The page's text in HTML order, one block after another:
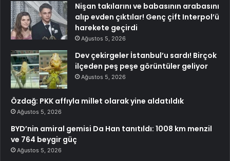
Nişan takılarını ve babasının arabasını
alıp evden çıktılar! Genç çift Interpol’ü
harekete geçirdi
Ağustos 5, 2026
Dev çekirgeler İstanbul’u sardı! Birçok
ilçeden peş peşe görüntüler geliyor
Ağustos 5, 2026
Özdağ: PKK affıyla millet olarak yine aldatıldık
Ağustos 5, 2026
BYD’nin amiral gemisi Da Han tanıtıldı: 1008 km menzil
ve 764 beygir güç
Ağustos 5, 2026